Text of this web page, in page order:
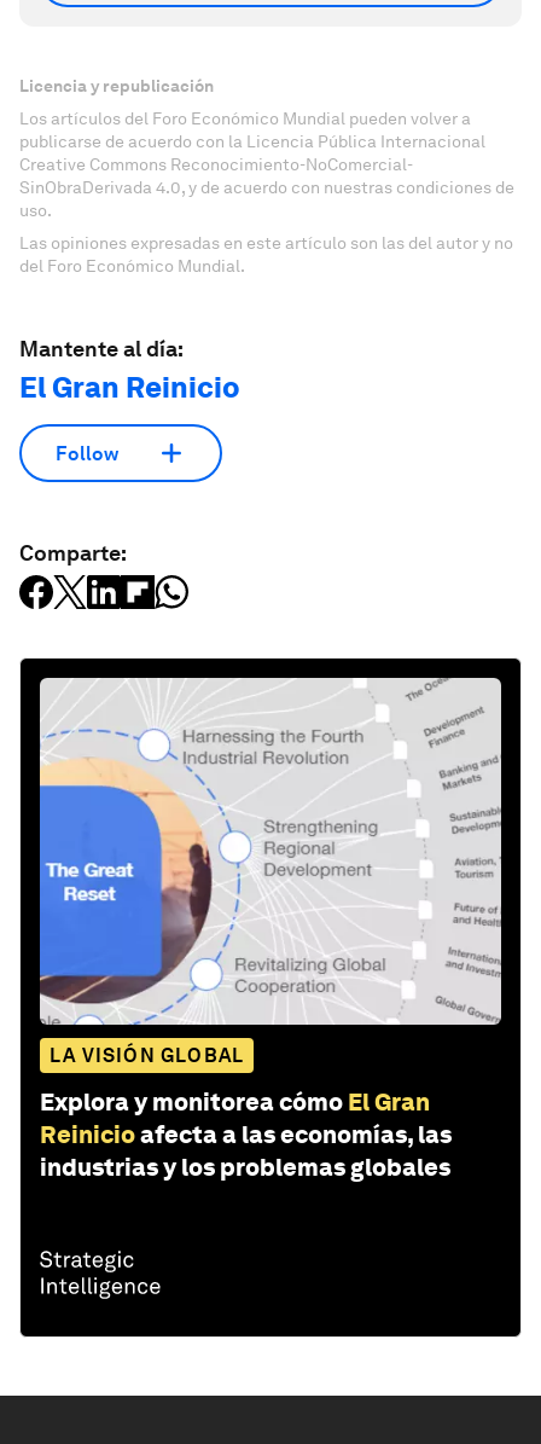
Licencia y republicación
Los artículos del Foro Económico Mundial pueden volver a
publicarse de acuerdo con la Licencia Pública Internacional
Creative Commons Reconocimiento-NoComercial-
SinObraDerivada 4.0, y de acuerdo con nuestras condiciones de
uso.
Las opiniones expresadas en este artículo son las del autor y no
del Foro Económico Mundial.
Mantente al día:
El Gran Reinicio
Follow
Comparte:
LA VISIÓN GLOBAL
Explora y monitorea cómo El Gran
Reinicioafecta a las economías, las
industrias y los problemas globales